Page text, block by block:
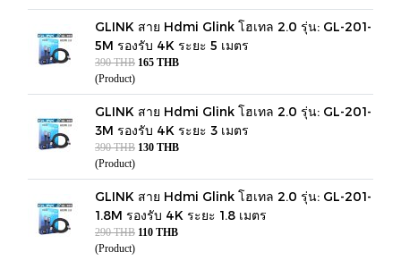
GLINK สาย Hdmi Glink โฮเทล 2.0 รุ่น: GL-201-
5M รองรับ 4K ระยะ 5 เมตร
390 THB 165 THB
(Product)
GLINK สาย Hdmi Glink โฮเทล 2.0 รุ่น: GL-201-
3M รองรับ 4K ระยะ 3 เมตร
390 THB 130 THB
(Product)
GLINK สาย Hdmi Glink โฮเทล 2.0 รุ่น: GL-201-
1.8M รองรับ 4K ระยะ 1.8 เมตร
290 THB 110 THB
(Product)